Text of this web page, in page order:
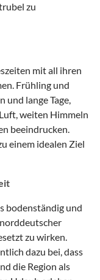
zu
mit all ihren
Frühling und
und lange Tage,
weiten Himmeln
beeindrucken.
einem idealen Ziel
bodenständig und
zu wirken.
dazu bei, dass
die Region als